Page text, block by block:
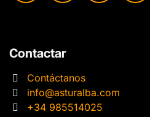
Contactar
Contáctanos
info@asturalba.com
+34 985514025